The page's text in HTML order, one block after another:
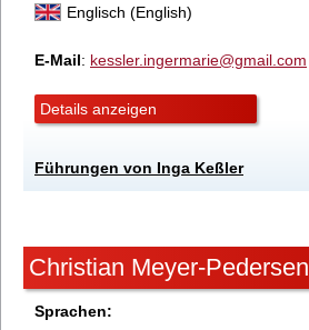
Englisch (English)
E-Mail: kessler.ingermarie@gmail.com
Details anzeigen
Führungen von Inga Keßler
Christian Meyer-Pedersen
Sprachen: